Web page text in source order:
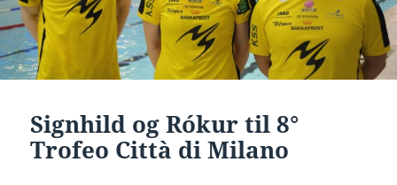
Signhild og Rókur til 8°
Trofeo Città di Milano